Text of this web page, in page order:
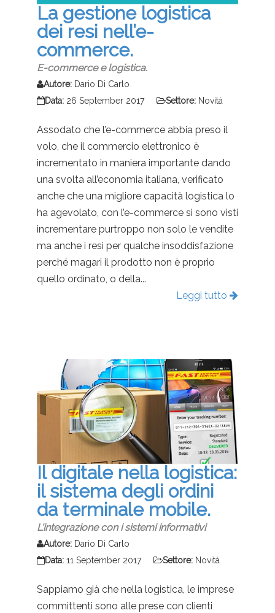
La gestione logistica
dei resi nell’e-
commerce.
E-commerce e logistica.
Autore: Dario Di Carlo
Data: 26 September 2017 Settore: Novità
Assodato che l’e-commerce abbia preso il
volo, che il commercio elettronico è
incrementato in maniera importante dando
una svolta all’economia italiana, verificato
anche che una migliore capacità logistica lo
ha agevolato, con l’e-commerce si sono visti
incrementare purtroppo non solo le vendite
ma anche i resi per qualche insoddisfazione
perché magari il prodotto non è proprio
quello ordinato, o della...
Leggi tutto
Il digitale nella logistica:
il sistema degli ordini
da terminale mobile.
L'integrazione con i sistemi informativi
Autore: Dario Di Carlo
Data: 11 September 2017 Settore: Novità
Sappiamo già che nella logistica, le imprese
committenti sono alle prese con clienti